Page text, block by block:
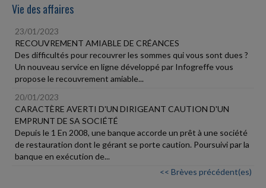
Vie des affaires
23/01/2023
RECOUVREMENT AMIABLE DE CRÉANCES
Des difficultés pour recouvrer les sommes qui vous sont dues ?
Un nouveau service en ligne développé par Infogreffe vous
propose le recouvrement amiable...
20/01/2023
CARACTÈRE AVERTI D'UN DIRIGEANT CAUTION D'UN
EMPRUNT DE SA SOCIÉTÉ
Depuis le 1 En 2008, une banque accorde un prêt à une société
de restauration dont le gérant se porte caution. Poursuivi par la
banque en exécution de...
<< Brèves précédent(es)